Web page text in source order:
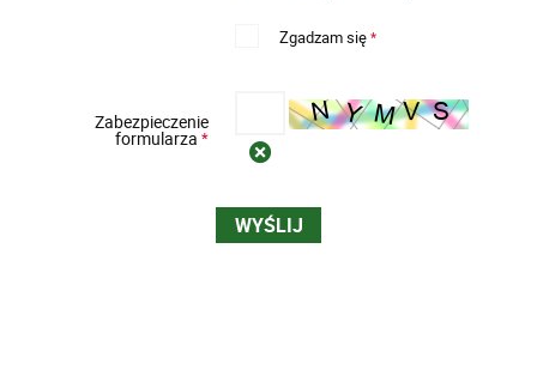
Zgadzam się*
Zabezpieczenie
formularza*